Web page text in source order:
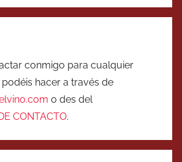
conmigo para cualquier
hacer a través de
o des del
CONTACTO.